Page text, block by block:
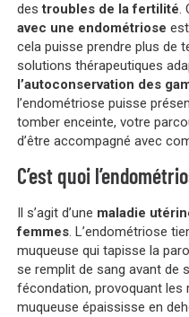
destroubles de la fertilité.
avec une endométriose
cela puisse prendre plus de
solutions thérapeutiques
l’autoconservation des
l’endométriose puisse
tomber enceinte, votre
d’être accompagné avec
C’est quoi
Il s’agit d’une maladie
femmes. L’endométriose
muqueuse qui tapisse la
se remplit de sang avant de
fécondation, provoquant les
muqueuse épaississe en